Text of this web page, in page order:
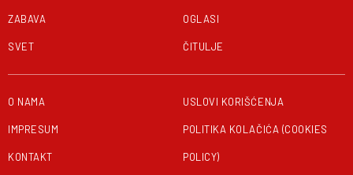
ZABAVA
SVET
OGLASI
ČITULJE
O NAMA
IMPRESUM
KONTAKT
USLOVI KORIŠĆENJA
POLITIKA KOLAČIĆA (COOKIES
POLICY)